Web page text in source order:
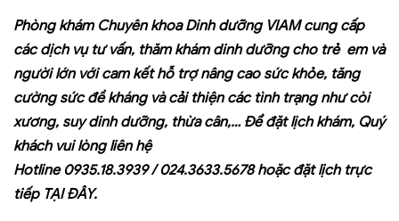
Phòng khám Chuyên khoa Dinh dưỡng VIAM cung cấp
các dịch vụ tư vấn, thăm khám dinh dưỡng cho trẻ em và
người lớn với cam kết hỗ trợ nâng cao sức khỏe, tăng
cường sức đề kháng và cải thiện các tình trạng như còi
xương, suy dinh dưỡng, thừa cân,… Để đặt lịch khám, Quý
khách vui lòng liên hệ
Hotline 0935.18.3939/024.3633.5678hoặc đặt lịch trực
tiếp TẠI ĐÂY.